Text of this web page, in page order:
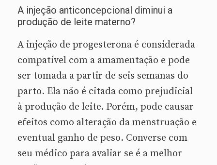
A injeção anticoncepcional diminui a
produção de leite materno?
A injeção de progesterona é considerada
compatível com a amamentação e pode
ser tomada a partir de seis semanas do
parto. Ela não é citada como prejudicial
à produção de leite. Porém, pode causar
efeitos como alteração da menstruação e
eventual ganho de peso. Converse com
seu médico para avaliar se é a melhor